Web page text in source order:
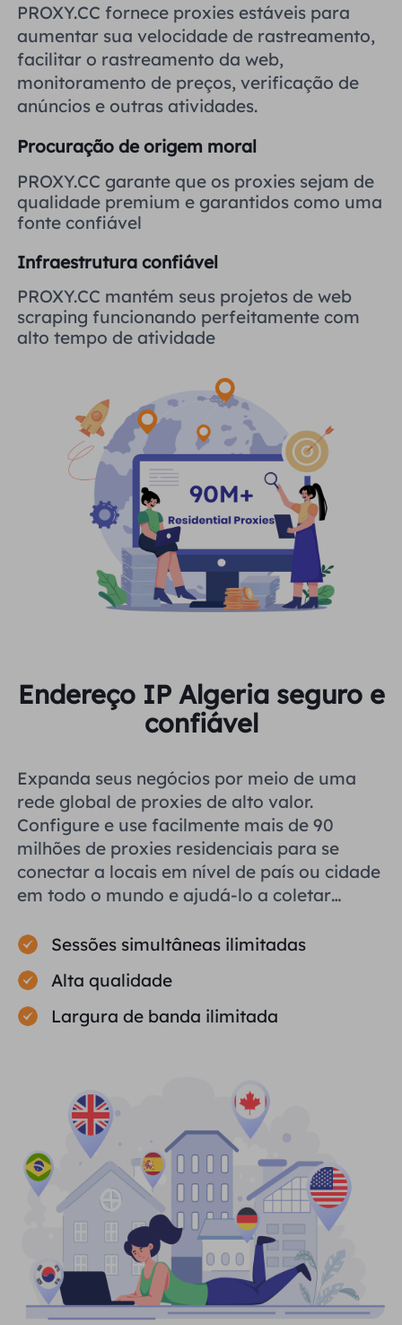
Reino Unido
Brasil
Rússia
Русский
हिंदी
PROXY.CC fornece proxies estáveis ​​para
aumentar sua velocidade de rastreamento,
facilitar o rastreamento da web,
monitoramento de preços, verificação de
anúncios e outras atividades.
Procuração de origem moral
PROXY.CC garante que os proxies sejam de
qualidade premium e garantidos como uma
fonte confiável
Infraestrutura confiável
PROXY.CC mantém seus projetos de web
scraping funcionando perfeitamente com
alto tempo de atividade
Endereço IP Algeria seguro e
confiável
Expanda seus negócios por meio de uma
rede global de proxies de alto valor.
Configure e use facilmente mais de 90
milhões de proxies residenciais para se
conectar a locais em nível de país ou cidade
em todo o mundo e ajudá-lo a coletar
Sessões simultâneas ilimitadas
Alta qualidade
Largura de banda ilimitada